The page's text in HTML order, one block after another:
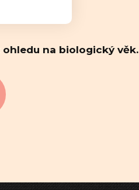
na biologický věk.